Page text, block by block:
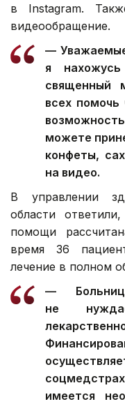
в Instagram.
видеообращение.
—
я
священный
всех
можете
конфеты,
на видео.
В управлении
области
помощи
время 36
лечение в полном
—
не
имеется